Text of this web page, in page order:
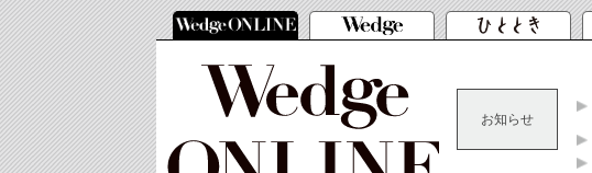
お知らせ